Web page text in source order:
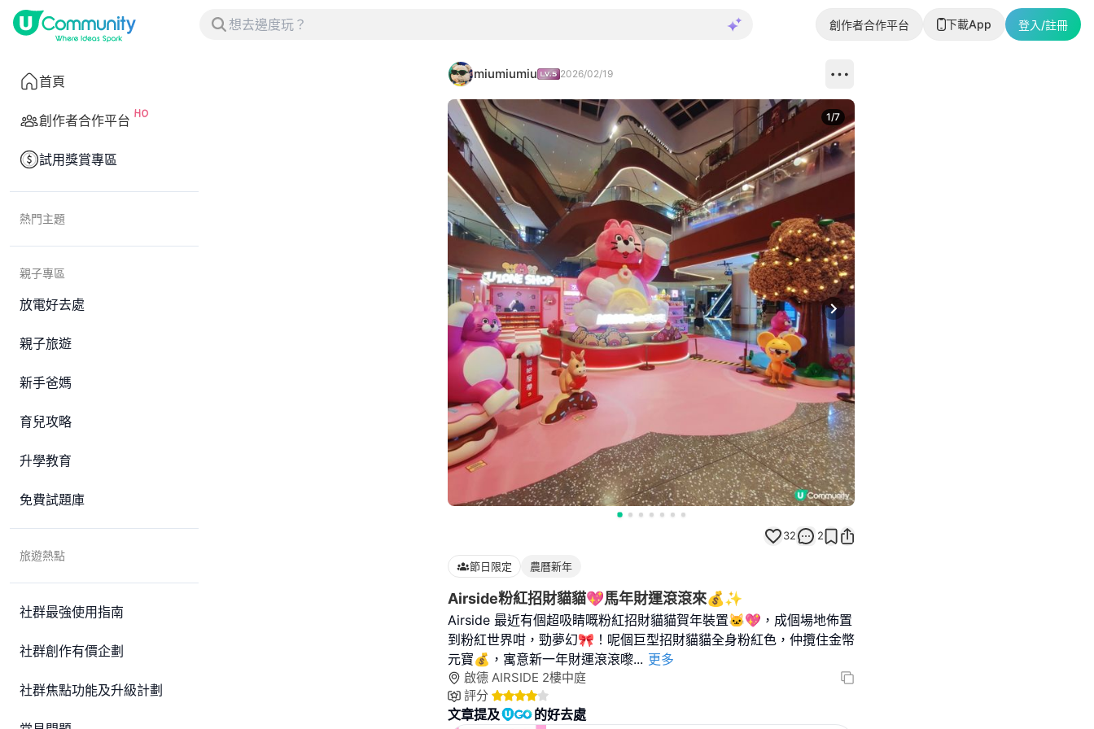
創作者合作平台 下載App 登入/註冊
首頁
創作者合作平台
試用獎賞專區
熱門主題
親子專區
放電好去處
親子旅遊
新手爸媽
育兒攻略
升學教育
免費試題庫
旅遊熱點
社群最強使用指南
社群創作有價企劃
社群焦點功能及升級計劃
miumiumiu 2026/02/19
Next slide
1/7
32 2
節日限定 農曆新年
Airside粉紅招財貓貓💖馬年財運滾滾來💰✨
Airside 最近有個超吸睛嘅粉紅招財貓貓賀年裝置🐱💖，成個場地佈置
到粉紅世界咁，勁夢幻🎀！呢個巨型招財貓貓全身粉紅色，仲攬住金幣
元寶💰，寓意新一年財運滾滾嚟... 更多
啟德 AIRSIDE 2樓中庭
評分
文章提及 的好去處